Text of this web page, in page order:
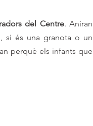
del Centre. Aniran
si és una granota o un
perquè els infants que